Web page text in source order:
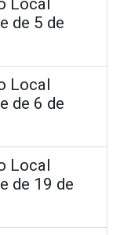
de 5 de
Local
de 6 de
Local
de 19 de